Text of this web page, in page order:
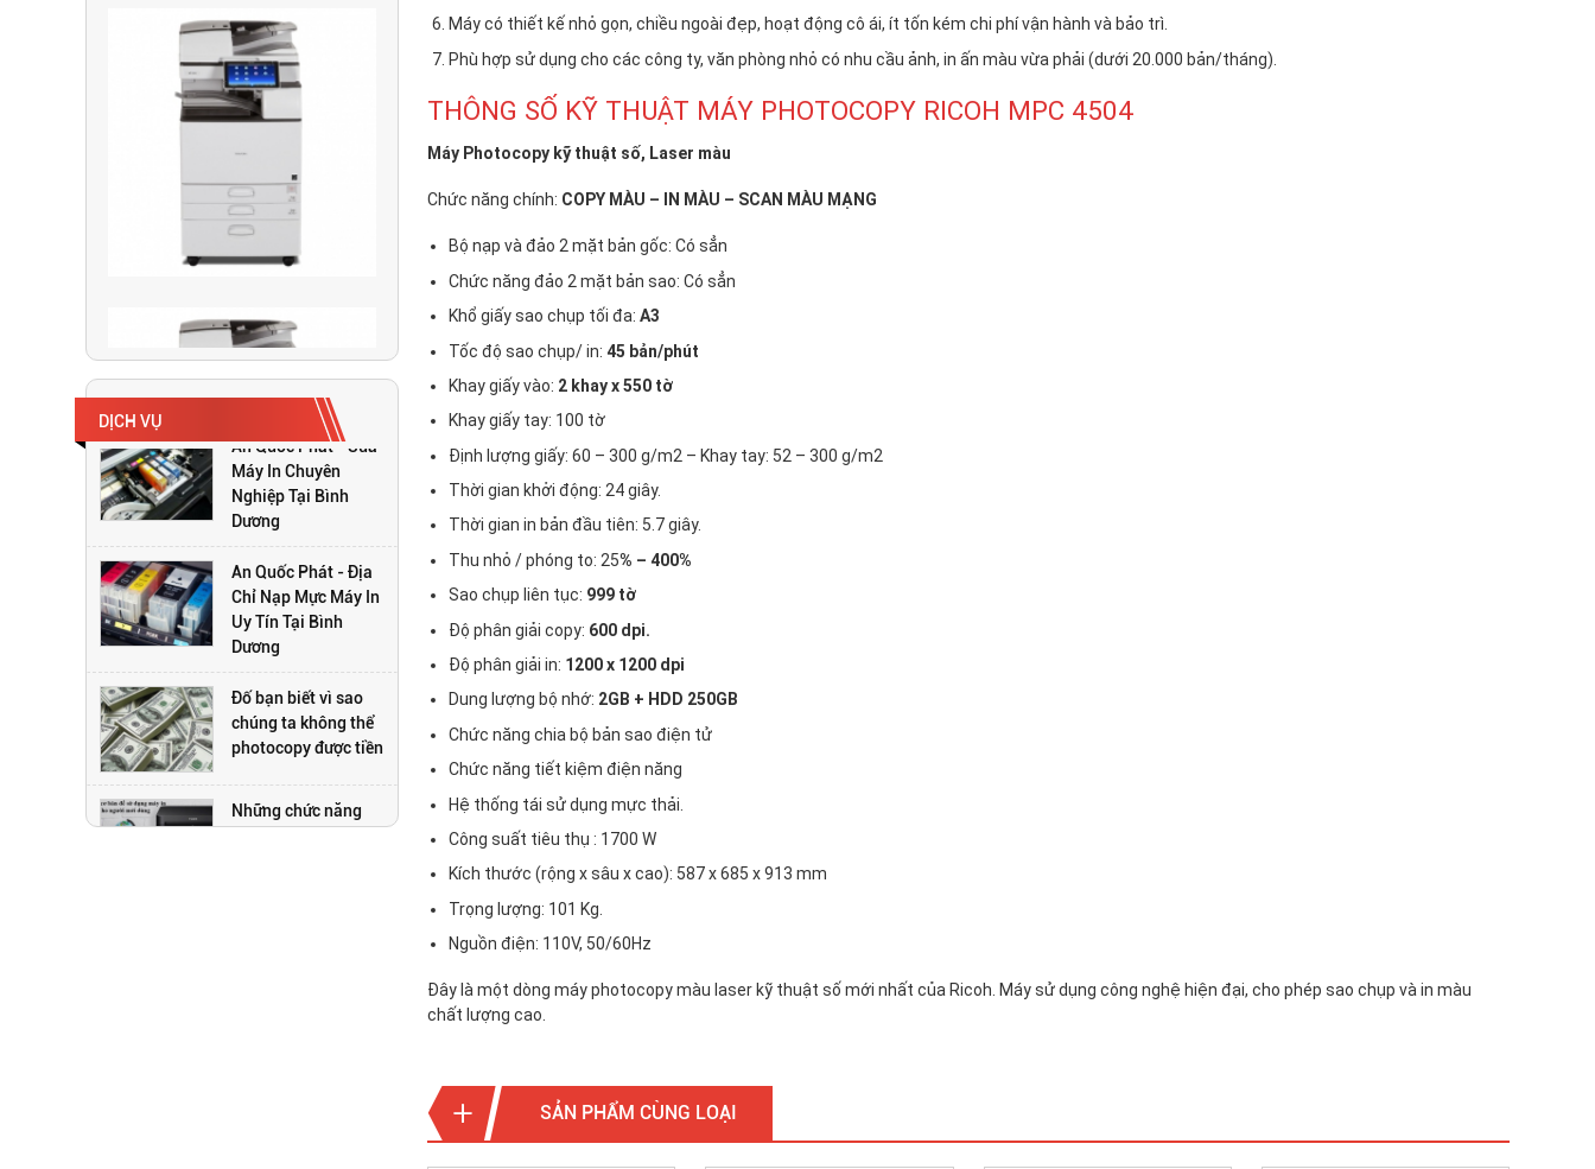
Máy có thiết kế nhỏ gọn, chiều ngoài đẹp, hoạt động cô ái, ít tốn kém chi phí vận hành và bảo trì.
Phù hợp sử dụng cho các công ty, văn phòng nhỏ có nhu cầu ảnh, in ấn màu vừa phải (dưới 20.000 bản/tháng).
THÔNG SỐ KỸ THUẬT MÁY PHOTOCOPY RICOH MPC 4504
Máy Photocopy kỹ thuật số, Laser màu
Chức năng chính: COPY MÀU – IN MÀU – SCAN MÀU MẠNG
Bộ nạp và đảo 2 mặt bản gốc: Có sẳn
Chức năng đảo 2 mặt bản sao: Có sẳn
Khổ giấy sao chụp tối đa:A3
Tốc độ sao chụp/ in:45 bản/phút
Khay giấy vào: 2 khay x 550 tờ
Khay giấy tay: 100 tờ
Định lượng giấy: 60 – 300 g/m2 – Khay tay: 52 – 300 g/m2
Thời gian khởi động: 24 giây.
Thời gian in bản đầu tiên: 5.7 giây.
Thu nhỏ / phóng to: 25% – 400%
Sao chụp liên tục: 999 tờ
Độ phân giải copy: 600 dpi.
Độ phân giải in: 1200 x 1200 dpi
Dung lượng bộ nhớ: 2GB + HDD 250GB
Chức năng chia bộ bản sao điện tử
Chức năng tiết kiệm điện năng
Hệ thống tái sử dụng mực thải.
Công suất tiêu thụ : 1700 W
Kích thước (rộng x sâu x cao): 587 x 685 x 913 mm
Trọng lượng: 101 Kg.
Nguồn điện: 110V, 50/60Hz
Đây là một dòng máy photocopy màu laser kỹ thuật số mới nhất của Ricoh. Máy sử dụng công nghệ hiện đại, cho phép sao chụp và in màu
chất lượng cao.
SẢN PHẨM CÙNG LOẠI
DỊCH VỤ
photocopy được tiền
Những chức năng
trên máy photocopy
Top 3 dòng máy
Photocopy đang
An Quốc Phát - Sửa
Máy In Chuyên
Nghiệp Tại Bình
Dương
An Quốc Phát - Địa
Chỉ Nạp Mực Máy In
Uy Tín Tại Bình
Dương
Đố bạn biết vì sao
chúng ta không thể
photocopy được tiền
Những chức năng
trên máy photocopy
có thể bạn chưa biết
Top 3 dòng máy
Photocopy đang